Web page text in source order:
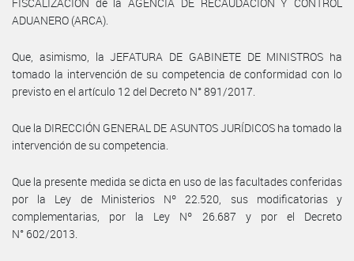
ADUANERO (ARCA).
Que, asimismo, la JEFATURA DE GABINETE DE MINISTROS ha
tomado la intervención de su competencia de conformidad con lo
previsto en el artículo 12 del Decreto N° 891/2017.
Que la DIRECCIÓN GENERAL DE ASUNTOS JURÍDICOS ha tomado la
intervención de su competencia.
Que la presente medida se dicta en uso de las facultades conferidas
por la Ley de Ministerios Nº 22.520, sus modificatorias y
complementarias, por la Ley Nº 26.687 y por el Decreto
N° 602/2013.